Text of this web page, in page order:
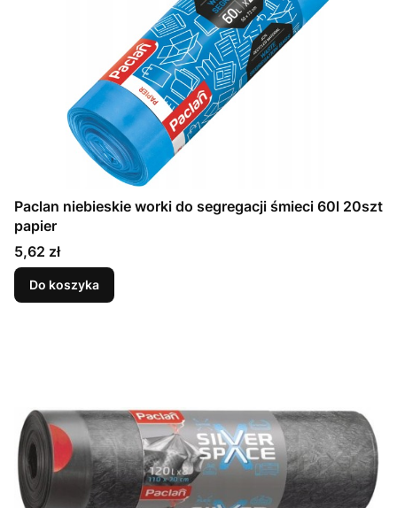
Paclan niebieskie worki do segregacji śmieci 60l 20szt
papier
Cena
5,62 zł
Do koszyka